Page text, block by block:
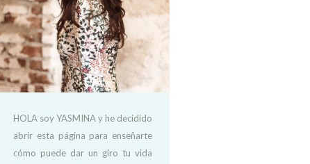
HOLA soy YASMINA y he decidido
abrir esta página para enseñarte
cómo puede dar un giro tu vida